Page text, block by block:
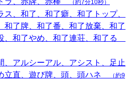
（約7分10秒）
ス、和了、和了癖、和了トップ、
和了牌、和了番、和了放棄、和了
、和了やめ、和了連荘、和了る
、アルシーアル、アシスト、足止
立直、遊び牌、頭、頭ハネ
（約9